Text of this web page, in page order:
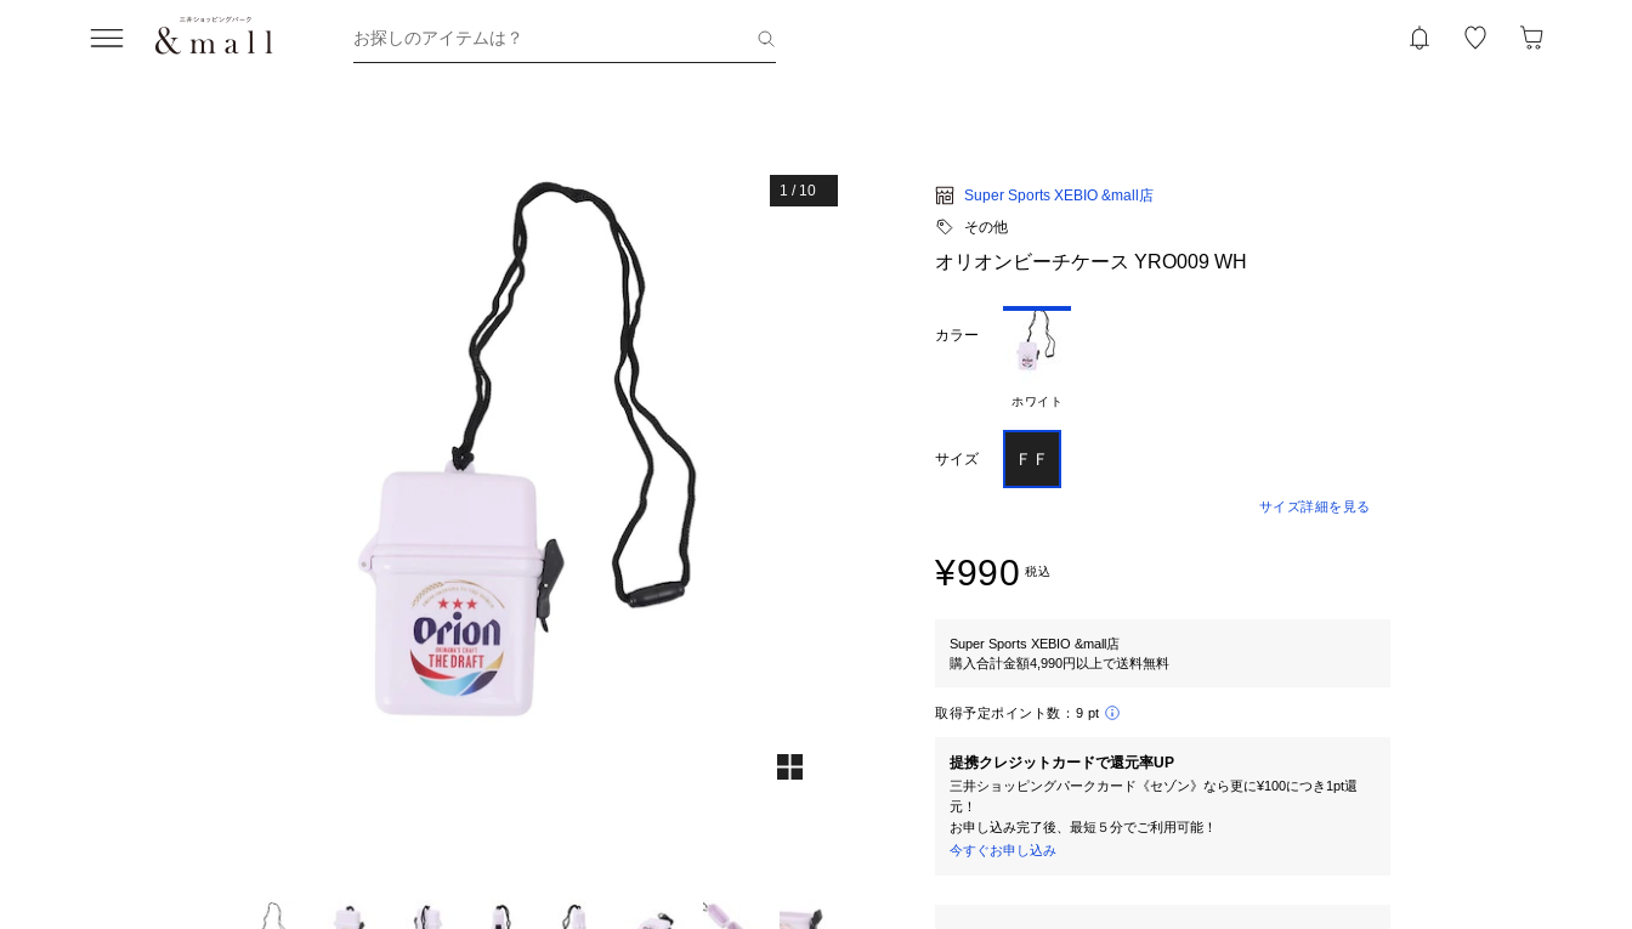
お探しのアイテムは？
1 / 10
Super Sports XEBIO &mall店
その他
オリオンビーチケース YRO009 WH
カラー
ホワイト
サイズ ＦＦ
サイズ詳細を見る
¥990 税込
Super Sports XEBIO &mall店
購入合計金額4,990円以上で送料無料
取得予定ポイント数： 9 pt
提携クレジットカードで還元率UP
三井ショッピングパークカード《セゾン》なら更に¥100につき1pt還
元！
お申し込み完了後、最短５分でご利用可能！
今すぐお申し込み